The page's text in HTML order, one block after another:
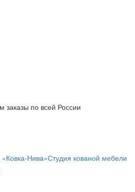
заказы по всей России
«Ковка-Нива»Студия кованой мебели